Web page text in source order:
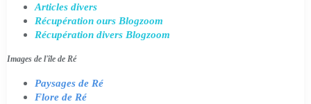
Articles divers
Récupération ours Blogzoom
Récupération divers Blogzoom
Images de l'île de Ré
Paysages de Ré
Flore de Ré